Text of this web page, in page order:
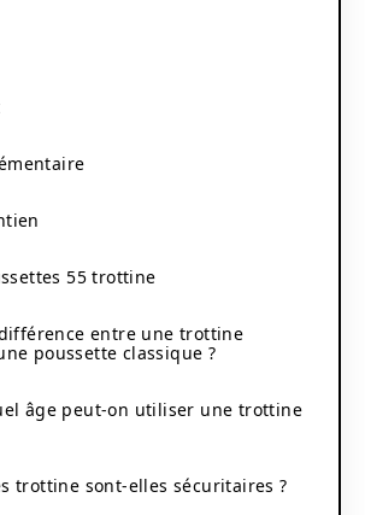
55 trottine
entre une trottine
poussette classique ?
âge peut-on utiliser une trottine
trottine sont-elles sécuritaires ?